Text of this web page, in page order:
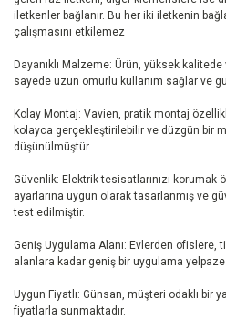
iletkenler bağlanır. Bu her iki iletkenin
çalışmasını etkilemez
Dayanıklı Malzeme: Ürün, yüksek
sayede uzun ömürlü kullanım sağlar ve
Kolay Montaj: Vavien, pratik montaj
kolayca gerçekleştirilebilir ve düzgün bir
düşünülmüştür.
Güvenlik: Elektrik tesisatlarınızı korumak
ayarlarına uygun olarak tasarlanmış ve
test edilmiştir.
Geniş Uygulama Alanı: Evlerden ofislere,
alanlara kadar geniş bir uygulama
Uygun Fiyatlı: Günsan, müşteri odaklı bir
fiyatlarla sunmaktadır.